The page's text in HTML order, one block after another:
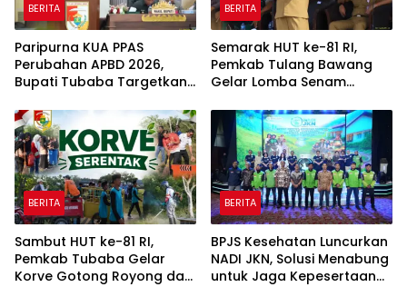
BERITA
Paripurna KUA PPAS
Perubahan APBD 2026,
Bupati Tubaba Targetkan
Rp820,3 Miliar
BERITA
Semarak HUT ke-81 RI,
Pemkab Tulang Bawang
Gelar Lomba Senam
BERITA
Sambut HUT ke-81 RI,
Pemkab Tubaba Gelar
Korve Gotong Royong dan
BERITA
BPJS Kesehatan Luncurkan
NADI JKN, Solusi Menabung
untuk Jaga Kepesertaan